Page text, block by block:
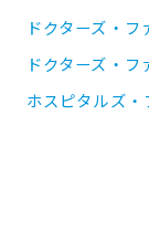
ドクターズ・フ
ドクターズ・
ホスピタルズ・